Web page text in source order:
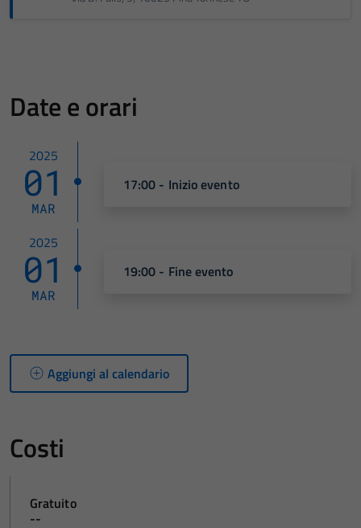
Date e orari
2025
01
MAR
17:00 - Inizio evento
2025
01
MAR
19:00 - Fine evento
Aggiungi al calendario
Costi
Gratuito
--